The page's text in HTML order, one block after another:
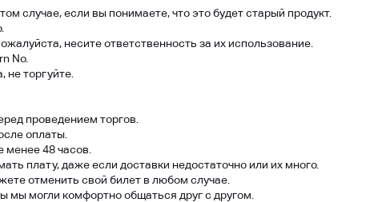
случае, если вы понимаете, что это будет старый продукт.
несите ответственность за их использование.
No.
не торгуйте.
проведением торгов.
оплаты.
менее 48 часов.
плату, даже если доставки недостаточно или их много.
отменить свой билет в любом случае.
мы могли комфортно общаться друг с другом.